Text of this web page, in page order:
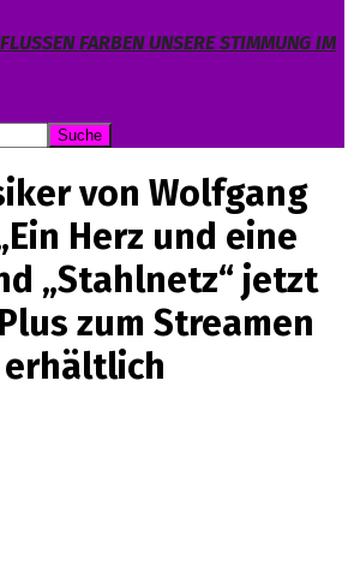
FARBEN UNSERE STIMMUNG IM
von Wolfgang
Herz und eine
„Stahlnetz“ jetzt
zum Streamen
erhältlich